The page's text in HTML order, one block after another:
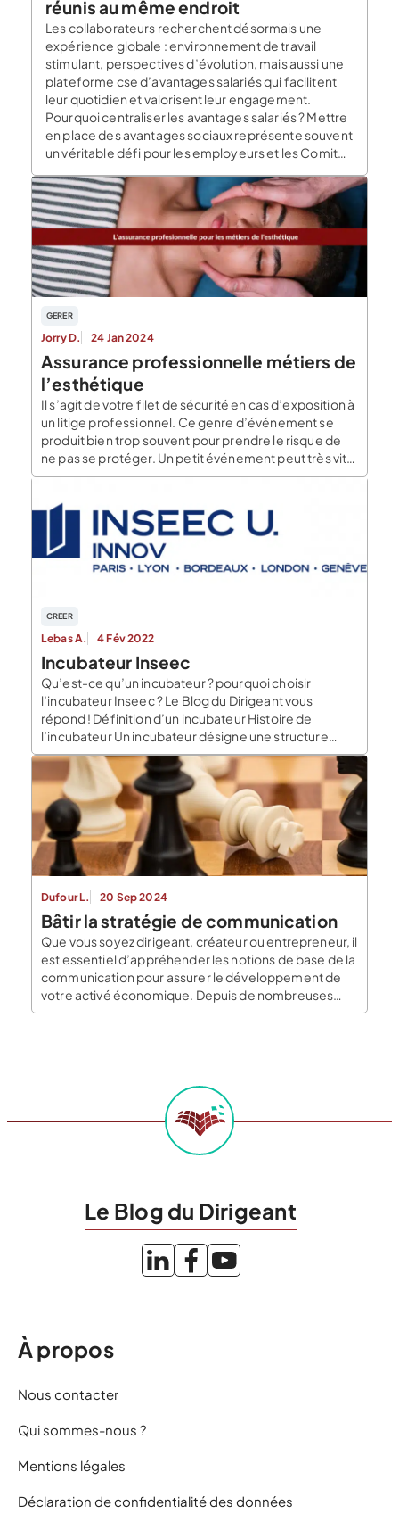
réunis au même endroit
Les collaborateurs recherchent désormais une
expérience globale : environnement de travail
stimulant, perspectives d’évolution, mais aussi une
plateforme cse d’avantages salariés qui facilitent
leur quotidien et valorisent leur engagement.
Pourquoi centraliser les avantages salariés ? Mettre
en place des avantages sociaux représente souvent
un véritable défi pour les employeurs et les Comités
GERER
Jorry D. 24 Jan 2024
Assurance professionnelle métiers de
l’esthétique
Il s’agit de votre filet de sécurité en cas d’exposition à
un litige professionnel. Ce genre d’événement se
produit bien trop souvent pour prendre le risque de
ne pas se protéger. Un petit événement peut très vite
mettre en danger votre activité. Votre réputation ainsi
serait […]
CREER
Lebas A. 4 Fév 2022
Incubateur Inseec
Qu’est-ce qu’un incubateur ? pourquoi choisir
l’incubateur Inseec ? Le Blog du Dirigeant vous
répond ! Définition d’un incubateur Histoire de
l’incubateur Un incubateur désigne une structure
d’accueil et de soutien à l’entrepreneuriat. En
général, cet accueil est physique. Néanmoins des
incubateurs entièrement digitalisée proposent du e-
learning pour les entrepreneurs à l’étranger. Le
concept d’incubateur […]
Dufour L. 20 Sep 2024
Bâtir la stratégie de communication
Que vous soyez dirigeant, créateur ou entrepreneur, il
est essentiel d’appréhender les notions de base de la
communication pour assurer le développement de
votre activé économique. Depuis de nombreuses
années les communiquant on étudié le
Le Blog du Dirigeant
À propos
Nous contacter
Qui sommes-nous ?
Mentions légales
Déclaration de confidentialité des données